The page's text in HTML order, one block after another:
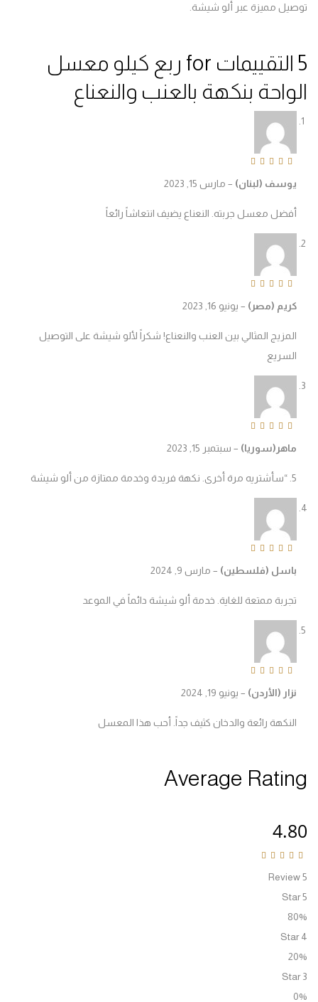
مميزة عبر ألو شيشة.
ربع كيلو معسل
بنكهة بالعنب والنعناع
(لبنان)–مارس 15, 2023
معسل جربته. النعناع يضيف انتعاشاً رائعاً
(مصر)–يونيو 16, 2023
المثالي بين العنب والنعناع! شكراً لألو شيشة على التوصيل
–سبتمبر 15, 2023
(فلسطين)–مارس 9, 2024
ممتعة للغاية. خدمة ألو شيشة دائماً في الموعد
(الأردن)– يونيو 19, 2024
رائعة والدخان كثيف جداً. أحب هذا المعسل
Average